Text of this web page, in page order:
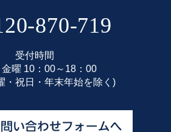
870-719
受付時間
金曜 10：00～18：00
・祝日・年末年始を除く)